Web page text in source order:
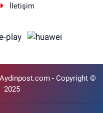
İletişim
Aydinpost.com - Copyright ©
2025